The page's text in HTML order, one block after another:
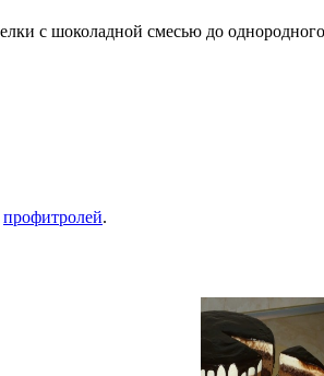
с шоколадной смесью до
профитролей.